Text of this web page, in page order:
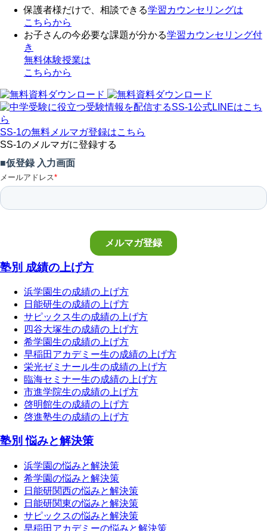
保護者様だけで、相談できる学習カウンセリングは
こちらから
お子さんの今必要な課題が分かる学習カウンセリング付
き
無料体験授業は
こちらから
SS-1の無料メルマガ登録はこちら
SS-1のメルマガに登録する
塾別 成績の上げ方
浜学園生の成績の上げ方
日能研生の成績の上げ方
サピックス生の成績の上げ方
四谷大塚生の成績の上げ方
希学園生の成績の上げ方
早稲田アカデミー生の成績の上げ方
栄光ゼミナール生の成績の上げ方
臨海セミナー生の成績の上げ方
市進学院生の成績の上げ方
啓明館生の成績の上げ方
啓進塾生の成績の上げ方
塾別 悩みと解決策
浜学園の悩みと解決策
希学園の悩みと解決策
日能研関西の悩みと解決策
日能研関東の悩みと解決策
サピックスの悩みと解決策
早稲田アカデミーの悩みと解決策